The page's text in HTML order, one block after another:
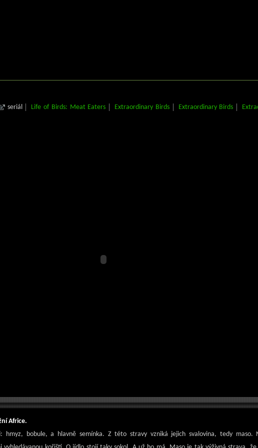
seriál Life of Birds: Meat Eaters Extraordinary Birds Extraordinary Birds
Africe.
hmyz, bobule, a hlavně semínka. Z této stravy vzniká jejich svalovina, tedy maso.